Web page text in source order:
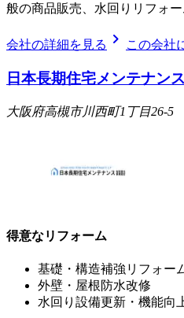
般の商品販売、水回りリフォ
会社の詳細を見る chevron_right この会社
日本長期住宅メンテナン
大阪府高槻市川西町1丁目26-5
得意なリフォーム
基礎・構造補強リフォー
外壁・屋根防水改修
水回り設備更新・機能向